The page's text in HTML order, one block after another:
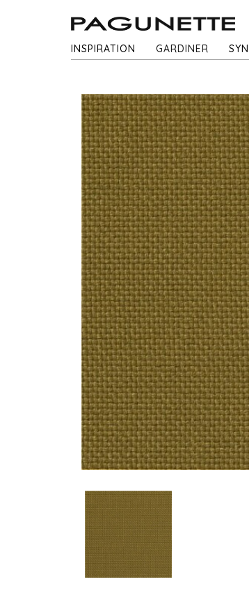
INSPIRATION GARDINER